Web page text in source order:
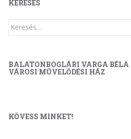
KERESÉS
Keresés:
BALATONBOGLÁRI VARGA BÉLA
VÁROSI MŰVELŐDÉSI HÁZ
KÖVESS MINKET!